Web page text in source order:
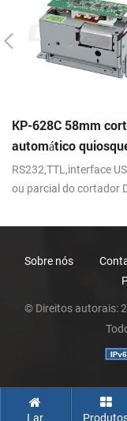
KP-628C 58mm
automático
impressora térmica
RS232,TTL,interface
ou parcial do cortador
Sobre nós
© Direitos autorais:
Lar